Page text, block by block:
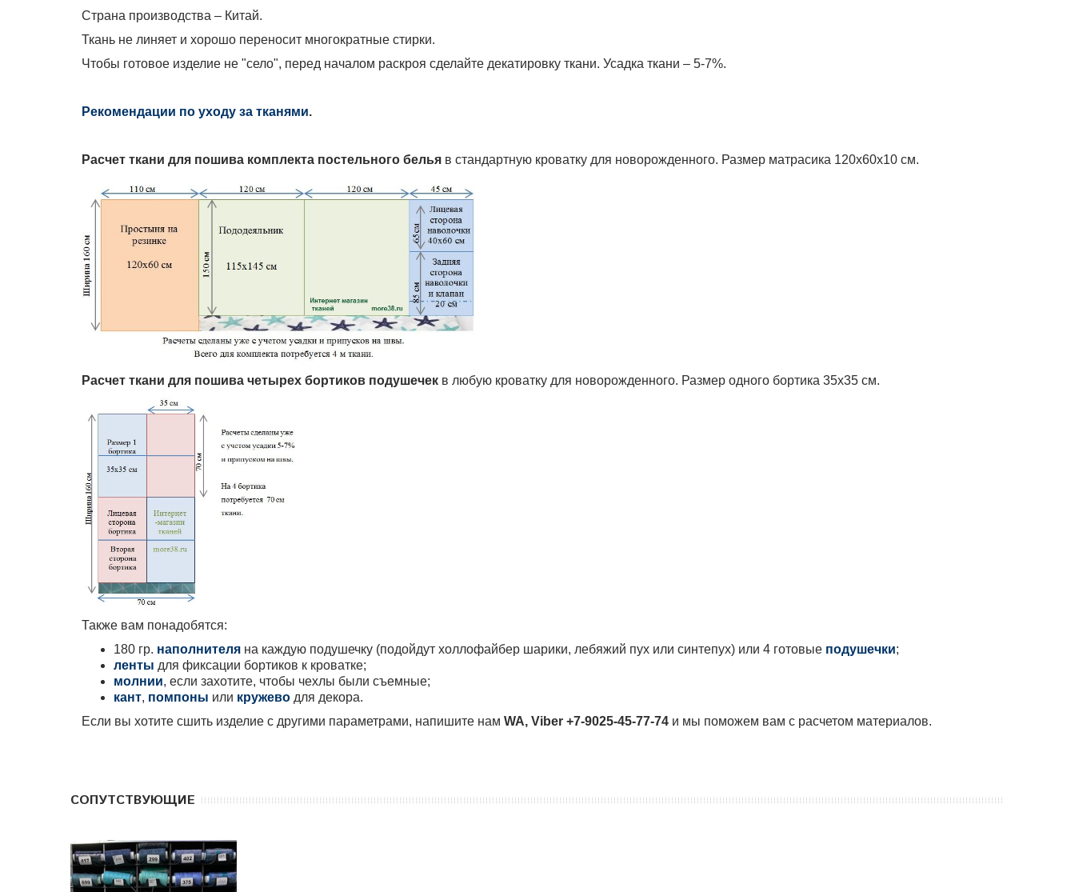
Страна производства – Китай.
Ткань не линяет и хорошо переносит многократные стирки.
Чтобы готовое изделие не "село", перед началом раскроя сделайте декатировку ткани. Усадка ткани – 5-7%.
Рекомендации по уходу за тканями.
Расчет ткани для пошива комплекта постельного белья в стандартную кроватку для новорожденного. Размер матрасика 120х60х10 см.
Расчет ткани для пошива четырех бортиков подушечек в любую кроватку для новорожденного. Размер одного бортика 35х35 см.
Также вам понадобятся:
180 гр. наполнителя на каждую подушечку (подойдут холлофайбер шарики, лебяжий пух или синтепух) или 4 готовые подушечки;
ленты для фиксации бортиков к кроватке;
молнии, если захотите, чтобы чехлы были съемные;
кант, помпоны или кружево для декора.
Если вы хотите сшить изделие с другими параметрами, напишите нам WA, Viber +7-9025-45-77-74 и мы поможем вам с расчетом материалов.
CОПУТСТВУЮЩИЕ